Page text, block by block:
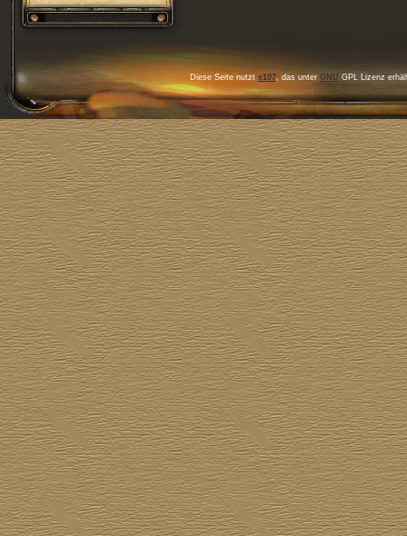
Diese Seite nutzt e107, das unter GNU GPL Lizenz